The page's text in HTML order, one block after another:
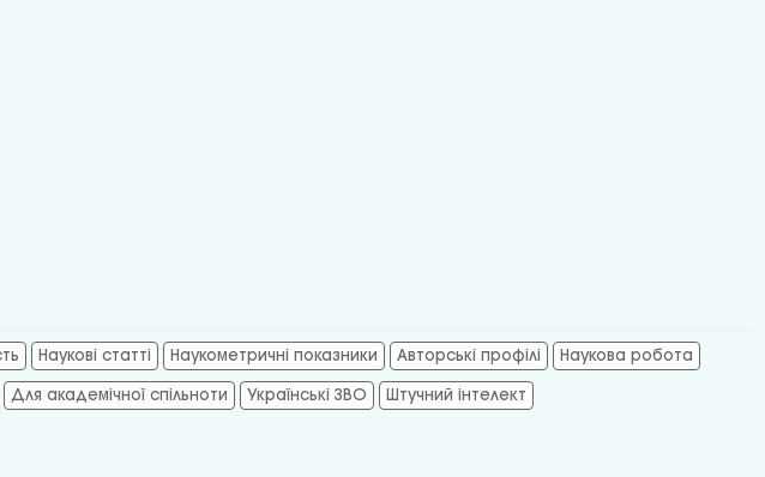
Наукові статті Наукометричні показники Авторські профілі Наукова робота
Для академічної спільноти Українські ЗВО Штучний інтелект